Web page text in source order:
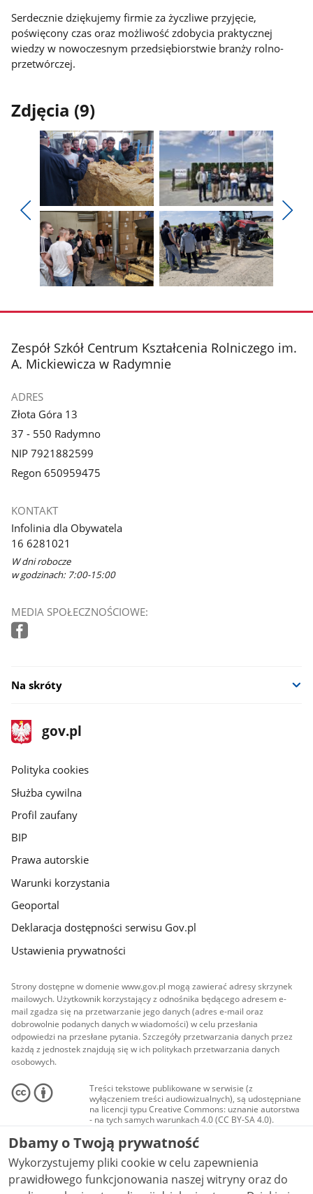
Serdecznie dziękujemy firmie za życzliwe przyjęcie,
poświęcony czas oraz możliwość zdobycia praktycznej
wiedzy w nowoczesnym przedsiębiorstwie branży rolno-
przetwórczej.
Zdjęcia (9)
Pokaż
poprzednie
zdjęcia
Pokaż
zdjęcie
1
z
galerii.
Pokaż
zdjęcie
2
z
galerii.
zdjęcie
galerii.
zdjęcie
galerii.
stopka
Zespół Szkół Centrum Kształcenia Rolniczego im.
A. Mickiewicza w Radymnie
ADRES
Złota Góra 13
37 - 550 Radymno
NIP 7921882599
Regon 650959475
KONTAKT
Infolinia dla Obywatela
16 6281021
W dni robocze
w godzinach: 7:00-15:00
MEDIA SPOŁECZNOŚCIOWE:
Na skróty
stopka
gov.pl
Strona
gov.pl
gov.pl
Polityka cookies
Służba cywilna
Profil zaufany
BIP
Prawa autorskie
Warunki korzystania
Geoportal
Deklaracja dostępności serwisu Gov.pl
Ustawienia prywatności
Strony dostępne w domenie www.gov.pl mogą zawierać adresy skrzynek
mailowych. Użytkownik korzystający z odnośnika będącego adresem e-
mail zgadza się na przetwarzanie jego danych (adres e-mail oraz
dobrowolnie podanych danych w wiadomości) w celu przesłania
odpowiedzi na przesłane pytania. Szczegóły przetwarzania danych przez
każdą z jednostek znajdują się w ich politykach przetwarzania danych
osobowych.
Treści tekstowe publikowane w serwisie (z
wyłączeniem treści audiowizualnych), są udostępniane
na licencji typu Creative Commons: uznanie autorstwa
- na tych samych warunkach 4.0 (CC BY-SA 4.0).
Materiały audiowizualne, w tym zdjęcia, materiały
audio i wideo, są udostępniane na licencji typu
Creative Commons: uznanie autorstwa użycie
niekomercyjne - bez utworów zależnych 4.0 (CC BY-
NC-ND 4.0), o ile nie jest to stwierdzone inaczej.
Dbamy o Twoją prywatność
Wykorzystujemy pliki cookie w celu zapewnienia
prawidłowego funkcjonowania naszej witryny oraz do